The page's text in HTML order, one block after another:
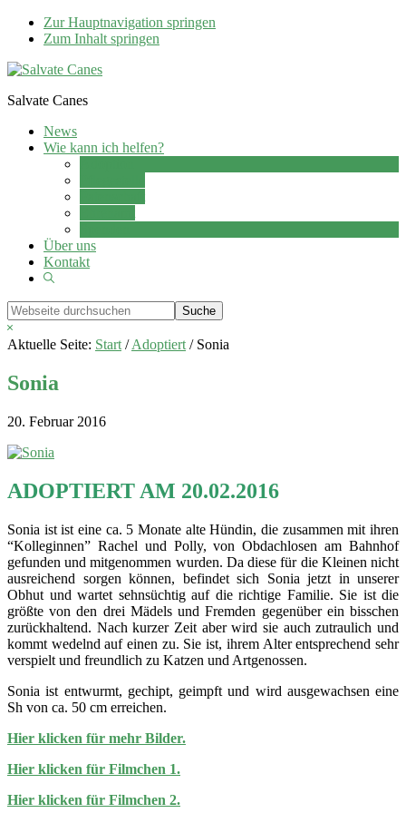
Zur Hauptnavigation springen
Zum Inhalt springen
Salvate Canes
News
Wie kann ich helfen?
Über uns
Kontakt
Show
Webseite
durchsuchen
Hide
Search
Aktuelle Seite: Start / Adoptiert /Sonia
Sonia
20. Februar 2016
ADOPTIERT AM 20.02.2016
Sonia ist ist eine ca. 5 Monate alte Hündin, die zusammen mit ihren
“Kolleginnen” Rachel und Polly, von Obdachlosen am Bahnhof
gefunden und mitgenommen wurden. Da diese für die Kleinen nicht
ausreichend sorgen können, befindet sich Sonia jetzt in unserer
Obhut und wartet sehnsüchtig auf die richtige Familie. Sie ist die
größte von den drei Mädels und Fremden gegenüber ein bisschen
zurückhaltend. Nach kurzer Zeit aber wird sie auch zutraulich und
kommt wedelnd auf einen zu. Sie ist, ihrem Alter entsprechend sehr
verspielt und freundlich zu Katzen und Artgenossen.
Sonia ist entwurmt, gechipt, geimpft und wird ausgewachsen eine
Sh von ca. 50 cm erreichen.
Hier klicken für mehr Bilder.
Hier klicken für Filmchen 1.
Hier klicken für Filmchen 2.